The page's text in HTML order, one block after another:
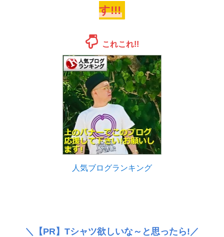
す!!!
これこれ!!
人気ブログランキング
＼ 【PR】 Tシャツ欲しいな～と思ったら!／